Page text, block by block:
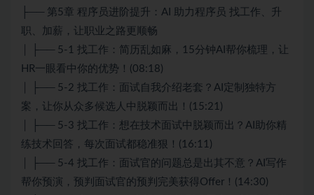
├── 第5章 程序员进阶提升：AI 助力程序员 找工作、升
职、加薪，让职业之路更顺畅
│ ├── 5-1 找工作：简历乱如麻，15分钟AI帮你梳理，让
HR一眼看中你的优势！(08:18)
│ ├── 5-2 找工作：面试自我介绍老套？AI定制独特方
案，让你从众多候选人中脱颖而出！(15:21)
│ ├── 5-3 找工作：想在技术面试中脱颖而出？AI助你精
练技术回答，每次面试都稳准狠！(16:11)
│ ├── 5-4 找工作：面试官的问题总是出其不意？AI写作
帮你预演，预判面试官的预判完美获得Offer！(14:30)